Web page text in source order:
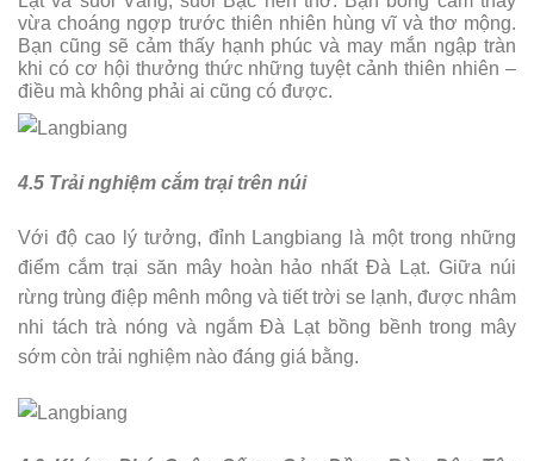
vừa choáng ngợp trước thiên nhiên hùng vĩ và thơ mộng.
Bạn cũng sẽ cảm thấy hạnh phúc và may mắn ngập tràn
khi có cơ hội thưởng thức những tuyệt cảnh thiên nhiên –
điều mà không phải ai cũng có được.
4.5 Trải nghiệm cắm trại trên núi
Với độ cao lý tưởng, đỉnh Langbiang là một trong những
điểm cắm trại săn mây hoàn hảo nhất Đà Lạt. Giữa núi
rừng trùng điệp mênh mông và tiết trời se lạnh, được nhâm
nhi tách trà nóng và ngắm Đà Lạt bồng bềnh trong mây
sớm còn trải nghiệm nào đáng giá bằng.